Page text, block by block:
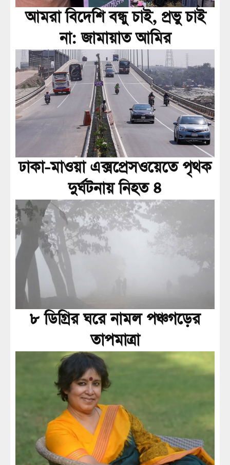
আমরা বিদেশি বন্ধু চাই, প্রভু চাই
না: জামায়াত আমির
ঢাকা-মাওয়া এক্সপ্রেসওয়েতে পৃথক
দুর্ঘটনায় নিহত ৪
৮ ডিগ্রির ঘরে নামল পঞ্চগড়ের
তাপমাত্রা